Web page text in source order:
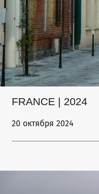
FRANCE | 2024
20 октября 2024